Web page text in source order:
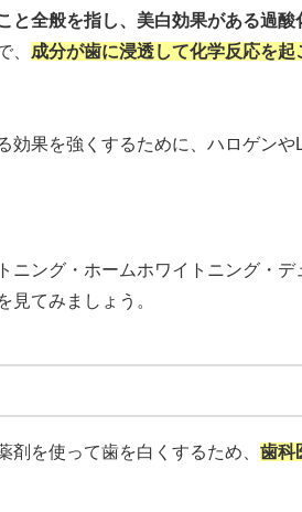
と全般を指し、美白効果がある過酸
、 成分が歯に浸透して化学反応を
効果を強くするために、ハロゲン
ニング・ホームホワイトニング・
見てみましょう。
を使って歯を白くするため、 歯科